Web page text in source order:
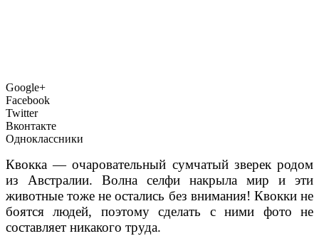
Google+
Facebook
Twitter
Вконтакте
Одноклассники
Квокка — очаровательный сумчатый зверек родом
из Австралии. Волна селфи накрыла мир и эти
животные тоже не остались без внимания! Квокки не
боятся людей, поэтому сделать с ними фото не
составляет никакого труда.